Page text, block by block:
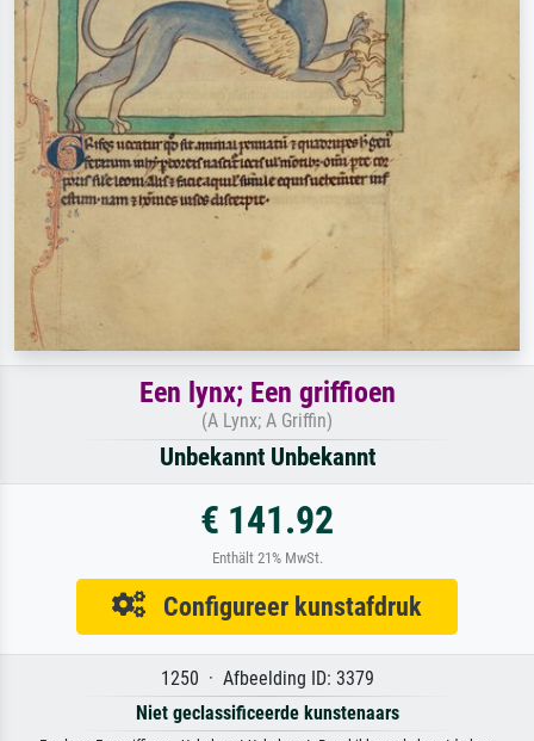
Een lynx; Een griffioen
(A Lynx; A Griffin)
Unbekannt Unbekannt
€ 141.92
Enthält 21% MwSt.
Configureer kunstafdruk
1250 · Afbeelding ID: 3379
Niet geclassificeerde kunstenaars